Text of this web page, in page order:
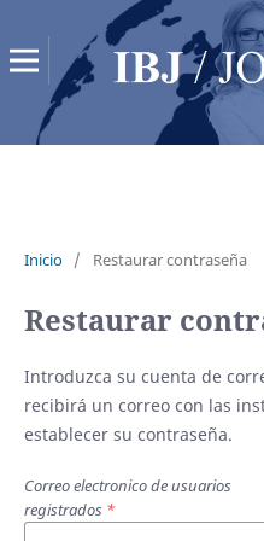
Inicio / Restaurar contraseña
Restaurar
Introduzca su cuenta de
recibirá un correo con las
establecer su contraseña.
Correo electronico de usuarios
registrados *